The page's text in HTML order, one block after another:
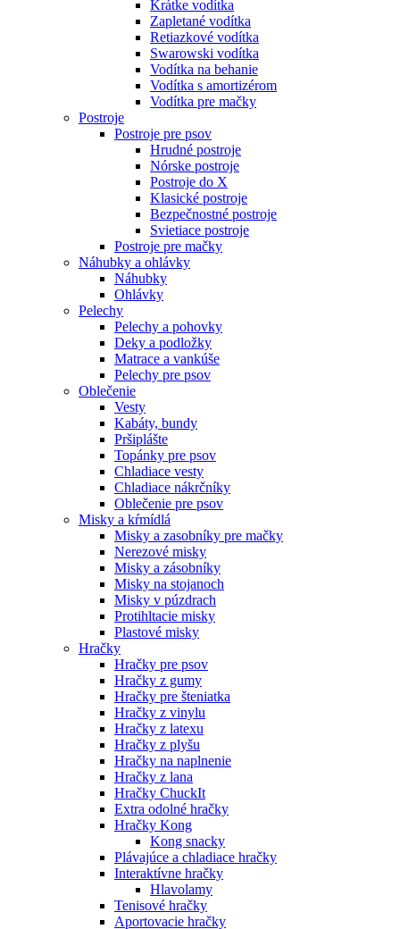
Krátke vodítka
Zapletané vodítka
Retiazkové vodítka
Swarowski vodítka
Vodítka na behanie
Vodítka s amortizérom
Vodítka pre mačky
Postroje
Postroje pre psov
Hrudné postroje
Nórske postroje
Postroje do X
Klasické postroje
Bezpečnostné postroje
Svietiace postroje
Postroje pre mačky
Náhubky a ohlávky
Náhubky
Ohlávky
Pelechy
Pelechy a pohovky
Deky a podložky
Matrace a vankúše
Pelechy pre psov
Oblečenie
Vesty
Kabáty, bundy
Pršiplášte
Topánky pre psov
Chladiace vesty
Chladiace nákrčníky
Oblečenie pre psov
Misky a kŕmídlá
Misky a zasobníky pre mačky
Nerezové misky
Misky a zásobníky
Misky na stojanoch
Misky v púzdrach
Protihltacie misky
Plastové misky
Hračky
Hračky pre psov
Hračky z gumy
Hračky pre šteniatka
Hračky z vinylu
Hračky z latexu
Hračky z plyšu
Hračky na naplnenie
Hračky z lana
Hračky ChuckIt
Extra odolné hračky
Hračky Kong
Kong snacky
Plávajúce a chladiace hračky
Interaktívne hračky
Hlavolamy
Tenisové hračky
Aportovacie hračky